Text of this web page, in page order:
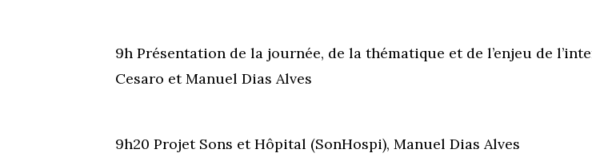
9h Présentation de la journée, de la thématique et de l’enjeu de
Cesaro et Manuel Dias Alves
9h20 Projet Sons et Hôpital (SonHospi), Manuel Dias Alves